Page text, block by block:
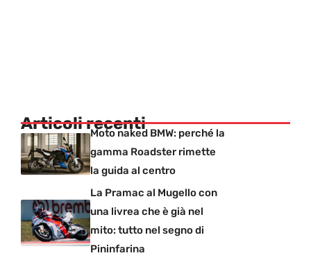
Articoli recentiMoto naked BMW: perché la
gamma Roadster rimette
la guida al centro
La Pramac al Mugello con
una livrea che è già nel
mito: tutto nel segno di
Pininfarina